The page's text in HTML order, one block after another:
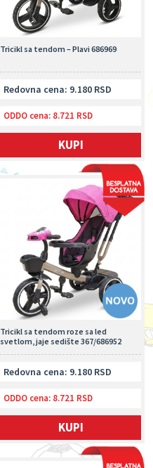
Tricikl sa tendom – Plavi 686969
Redovna cena: 9.180 RSD
ODDO cena: 8.721 RSD
KUPI
Tricikl sa tendom roze sa led
svetlom, jaje sedište 367/686952
Redovna cena: 9.180 RSD
ODDO cena: 8.721 RSD
KUPI